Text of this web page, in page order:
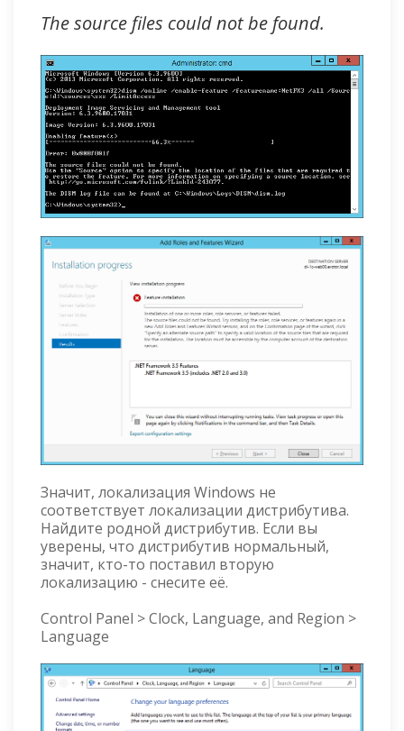
The source files could not be found.
Значит, локализация Windows не
соответствует локализации дистрибутива.
Найдите родной дистрибутив. Если вы
уверены, что дистрибутив нормальный,
значит, кто-то поставил вторую
локализацию - снесите её.
Control Panel > Clock, Language, and Region >
Language